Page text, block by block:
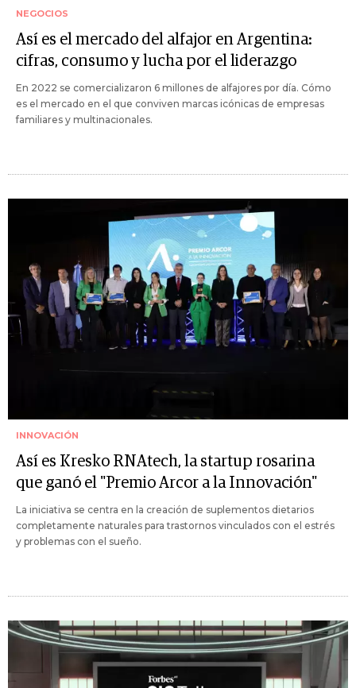
NEGOCIOS
Así es el mercado del alfajor en Argentina:
cifras, consumo y lucha por el liderazgo
En 2022 se comercializaron 6 millones de alfajores por día. Cómo
es el mercado en el que conviven marcas icónicas de empresas
familiares y multinacionales.
INNOVACIÓN
Así es Kresko RNAtech, la startup rosarina
que ganó el "Premio Arcor a la Innovación"
La iniciativa se centra en la creación de suplementos dietarios
completamente naturales para trastornos vinculados con el estrés
y problemas con el sueño.